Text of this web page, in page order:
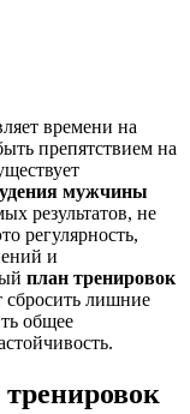
времени на
препятствием на
мужчины
результатов, не
регулярность,
и
план тренировок
сбросить лишние
общее